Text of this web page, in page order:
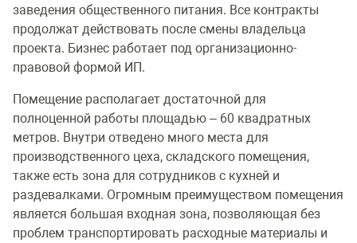
заведения общественного питания. Все контракты
продолжат действовать после смены владельца
проекта. Бизнес работает под организационно-
правовой формой ИП.
Помещение располагает достаточной для
полноценной работы площадью – 60 квадратных
метров. Внутри отведено много места для
производственного цеха, складского помещения,
также есть зона для сотрудников с кухней и
раздевалками. Огромным преимуществом помещения
является большая входная зона, позволяющая без
проблем транспортировать расходные материалы и